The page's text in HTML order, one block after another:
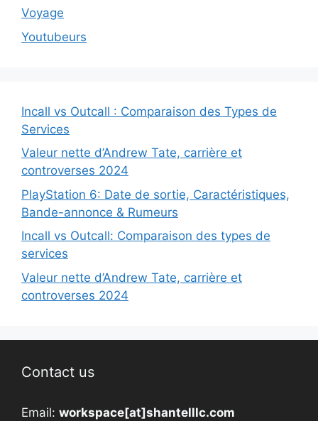
Voyage
Youtubeurs
Incall vs Outcall : Comparaison des Types de
Services
Valeur nette d’Andrew Tate, carrière et
controverses 2024
PlayStation 6: Date de sortie, Caractéristiques,
Bande-annonce & Rumeurs
Incall vs Outcall: Comparaison des types de
services
Valeur nette d’Andrew Tate, carrière et
controverses 2024
Contact us
Email: workspace[at]shantelllc.com